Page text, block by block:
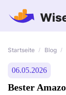
Startseite / Blog /
06.05.2026
Bester